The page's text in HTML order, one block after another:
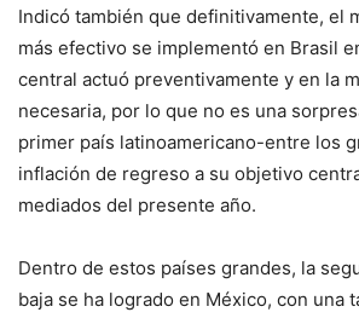
Indicó también que definitivamente, el
más efectivo se implementó en Brasil
central actuó preventivamente y en la
necesaria, por lo que no es una
primer país latinoamericano-entre los
inflación de regreso a su objetivo
mediados del presente año.
Dentro de estos países grandes, la
baja se ha logrado en México, con una